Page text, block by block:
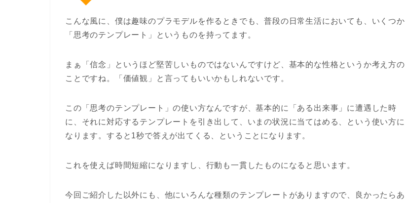
こんな風に、僕は趣味のプラモデルを作るときでも、普段の日常生活においても、いくつか
「思考のテンプレート」というものを持ってます。
まぁ「信念」というほど堅苦しいものではないんですけど、基本的な性格というか考え方の
ことですね。「価値観」と言ってもいいかもしれないです。
この「思考のテンプレート」の使い方なんですが、基本的に「ある出来事」に遭遇した時
に、それに対応するテンプレートを引き出して、いまの状況に当てはめる、という使い方に
なります。すると1秒で答えが出てくる、ということになります。
これを使えば時間短縮になりますし、行動も一貫したものになると思います。
今回ご紹介した以外にも、他にいろんな種類のテンプレートがありますので、良かったらあ